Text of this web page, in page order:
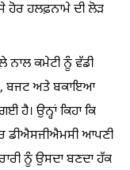
ਹੋਰ ਹਲਫ਼ਨਾਮੇ ਦੀ ਲੋੜ
ਨਾਲ ਕਮੇਟੀ ਨੂੰ ਵੱਡੀ
ਬਜਟ ਅਤੇ ਬਕਾਇਆ
ਹੈ। ਉਨ੍ਹਾਂ ਕਿਹਾ ਕਿ
ਡੀਐਸਜੀਐਮਸੀ ਆਪਣੀ
ਨੂੰ ਉਸਦਾ ਬਣਦਾ ਹੱਕ